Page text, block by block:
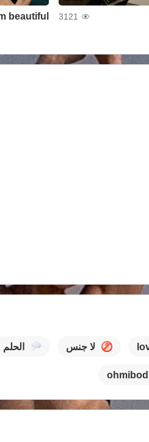
3121
beautiful
لا جنس الحلم
ohmibod